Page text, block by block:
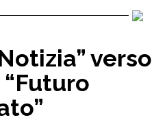
verso